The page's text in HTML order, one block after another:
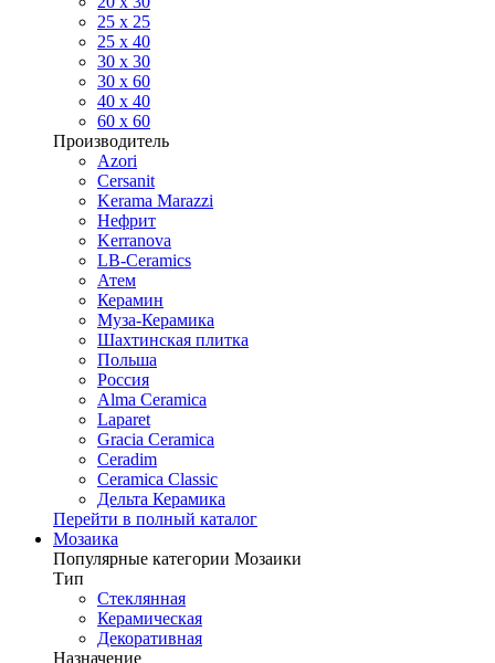
25 x 25
25 x 40
30 x 30
30 х 60
40 х 40
60 х 60
Производитель
Azori
Cersanit
Kerama Marazzi
Нефрит
Kerranova
LB-Ceramics
Атем
Керамин
Муза-Керамика
Шахтинская плитка
Польша
Россия
Alma Ceramica
Laparet
Gracia Ceramica
Ceradim
Ceramica Classic
Дельта Керамика
Перейти в полный каталог
Мозаика
Популярные категории Мозаики
Тип
Стеклянная
Керамическая
Декоративная
Назначение